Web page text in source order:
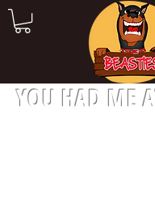
YOU HAD ME